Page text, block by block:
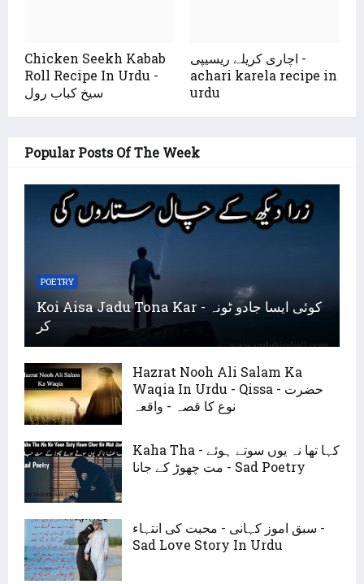
Chicken Seekh Kabab
Roll Recipe In Urdu -
سیخ کباب رول
اچاری کریلے ریسیپی -
achari karela recipe in
urdu
Popular Posts Of The Week
POETRY
Koi Aisa Jadu Tona Kar - کوئی ایسا جادو ٹونہ
کر
Hazrat Nooh Ali Salam Ka
Waqia In Urdu - Qissa - حضرت
نوع کا قصہ - واقعہ
Kaha Tha - کہا تھا نہ یوں سوتے ہوئے
مت چھوڑ کے جانا - Sad Poetry
سبق اموز کہانی - محبت کی انتہاء -
Sad Love Story In Urdu